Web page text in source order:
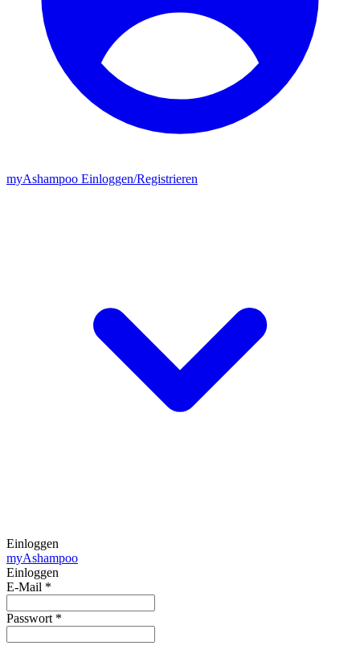
myAshampoo Einloggen/Registrieren
Einloggen
myAshampoo
Einloggen
E-Mail *
Passwort *